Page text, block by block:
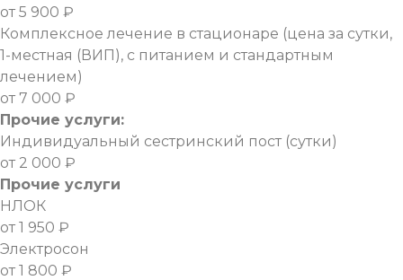
от 5 900 ₽
Комплексное лечение в стационаре (цена за сутки,
1-местная (ВИП), с питанием и стандартным
лечением)
от 7 000 ₽
Прочие услуги:
Индивидуальный сестринский пост (сутки)
от 2 000 ₽
Прочие услуги
НЛОК
от 1 950 ₽
Электросон
от 1 800 ₽